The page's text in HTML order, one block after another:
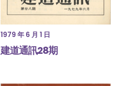
1979 年 6 月 1 日
建道通訊28期